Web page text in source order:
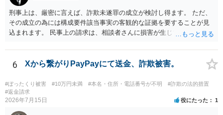
からスタートすることになるでしょう。 ご理解のとおり、詐欺である
ことの立証は簡単ではありません。 刑事事件化が出来るのであれば、
返金交渉で有利になる可能性がありますが、民事上の詐欺の立証以上
に難しいところがあります。 こちらについては、一度、最寄りの警察
良いかと思います。
刑事上は、厳密に言えば、詐欺未遂罪の成立が検討し得ます。 ただ、
その成立の為には構成要件該当事実の客観的な証拠を要することが見
込まれます。 民事上の請求は、相談者さんに損害が生じていない以
い場合、最寄りの法律事務所での相談を検討ください。 上記、ご参考
ください。
6 Xから繋がりPayPayにて送金、詐欺被害。
#ぼったくり被害 #10万円未満 #本名・住所・電話番号が不明
#詐欺の法的措置
#返金請求
2026年7月15日 役にたった 1